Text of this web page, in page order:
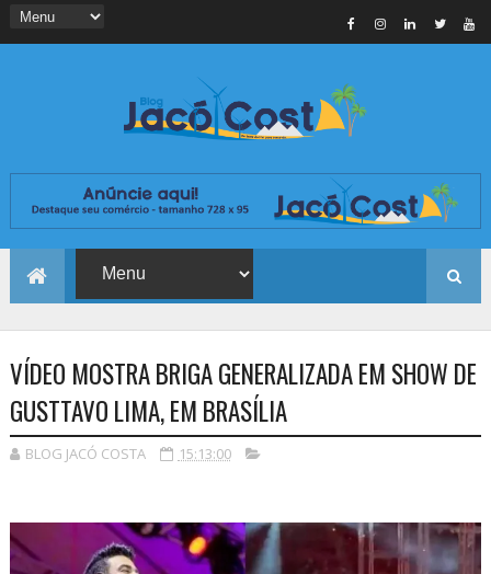
VÍDEO MOSTRA BRIGA GENERALIZADA EM SHOW DE
GUSTTAVO LIMA, EM BRASÍLIA
BLOG JACÓ COSTA 15:13:00